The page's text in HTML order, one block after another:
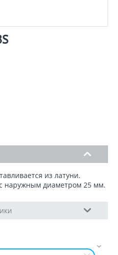
из латуни.
наружным диаметром 25 мм.